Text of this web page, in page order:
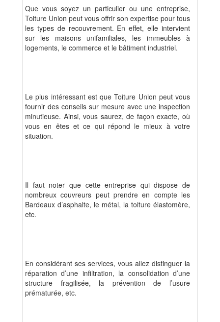
Que vous soyez un particulier ou une entreprise,
Toiture Union peut vous offrir son expertise pour tous
les types de recouvrement. En effet, elle intervient
sur les maisons unifamiliales, les immeubles à
logements, le commerce et le bâtiment industriel.
Le plus intéressant est que Toiture Union peut vous
fournir des conseils sur mesure avec une inspection
minutieuse. Ainsi, vous saurez, de façon exacte, où
vous en êtes et ce qui répond le mieux à votre
situation.
Il faut noter que cette entreprise qui dispose de
nombreux couvreurs peut prendre en compte les
Bardeaux d’asphalte, le métal, la toiture élastomère,
etc.
En considérant ses services, vous allez distinguer la
réparation d’une infiltration, la consolidation d’une
structure fragilisée, la prévention de l’usure
prématurée, etc.